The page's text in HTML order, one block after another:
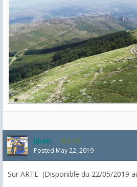
jibeh 5,475
Posted May 22, 2019
Sur ARTE (Disponible du 22/05/2019